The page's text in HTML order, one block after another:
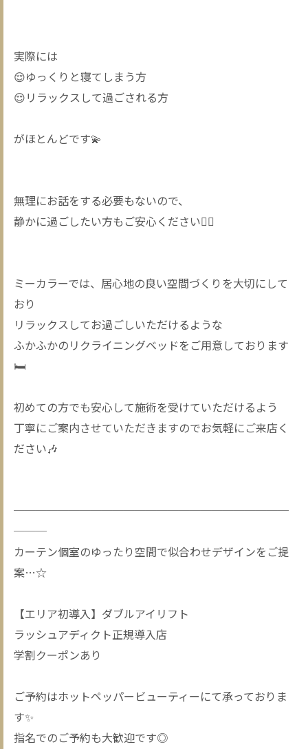
実際には
😌ゆっくりと寝てしまう方
😌リラックスして過ごされる方
がほとんどです💫
無理にお話をする必要もないので、
静かに過ごしたい方もご安心ください🙂‍↕️
ミーカラーでは、居心地の良い空間づくりを大切にして
おり
リラックスしてお過ごしいただけるような
ふかふかのリクライニングベッドをご用意しております
🛏️
初めての方でも安心して施術を受けていただけるよう
丁寧にご案内させていただきますのでお気軽にご来店く
ださい🎶
─────────────────────────
───
カーテン個室のゆったり空間で似合わせデザインをご提
案…☆
【エリア初導入】ダブルアイリフト
ラッシュアディクト正規導入店
学割クーポンあり
ご予約はホットペッパービューティーにて承っておりま
す✨
指名でのご予約も大歓迎です◎